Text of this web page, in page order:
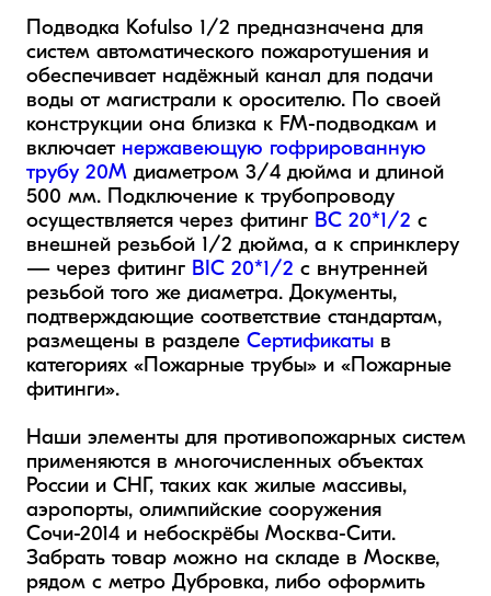
Подводка Kofulso 1/2 предназначена для
систем автоматического пожаротушения и
обеспечивает надёжный канал для подачи
воды от магистрали к оросителю. По своей
конструкции она близка к FM-подводкам и
включает нержавеющую гофрированную
трубу 20М диаметром 3/4 дюйма и длиной
500 мм. Подключение к трубопроводу
осуществляется через фитинг BC 20*1/2 с
внешней резьбой 1/2 дюйма, а к спринклеру
— через фитинг BIC 20*1/2 с внутренней
резьбой того же диаметра. Документы,
подтверждающие соответствие стандартам,
размещены в разделе Сертификаты в
категориях «Пожарные трубы» и «Пожарные
фитинги».
Наши элементы для противопожарных систем
применяются в многочисленных объектах
России и СНГ, таких как жилые массивы,
аэропорты, олимпийские сооружения
Сочи-2014 и небоскрёбы Москва-Сити.
Забрать товар можно на складе в Москве,
рядом с метро Дубровка, либо оформить